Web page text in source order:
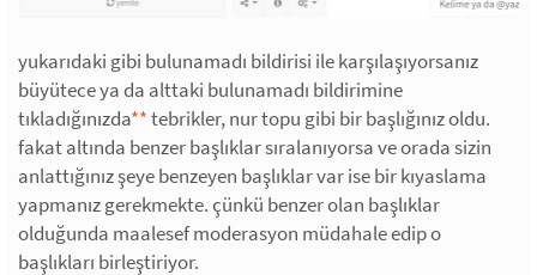
yukarıdaki gibi bulunamadı bildirisi ile karşılaşıyorsanız
büyütece ya da alttaki bulunamadı bildirimine
tıkladığınızda**tebrikler, nur topu gibi bir başlığınız oldu.
fakat altında benzer başlıklar sıralanıyorsa ve orada sizin
anlattığınız şeye benzeyen başlıklar var ise bir kıyaslama
yapmanız gerekmekte. çünkü benzer olan başlıklar
olduğunda maalesef moderasyon müdahale edip o
başlıkları birleştiriyor.